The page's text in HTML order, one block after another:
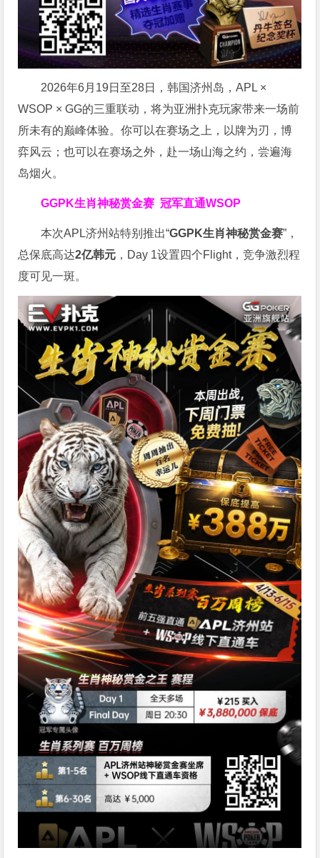
2026年6月19日至28日，韩国济州岛，APL ×
WSOP × GG的三重联动，将为亚洲扑克玩家带来一场前
所未有的巅峰体验。你可以在赛场之上，以牌为刃，博
弈风云；也可以在赛场之外，赴一场山海之约，尝遍海
岛烟火。
GGPK生肖神秘赏金赛冠军直通WSOP
本次APL济州站特别推出“GGPK生肖神秘赏金赛”，
总保底高达2亿韩元 ，Day 1设置四个Flight，竞争激烈程
度可见一斑。